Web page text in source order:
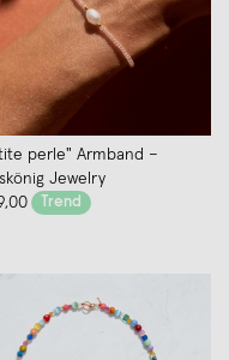
perle" Armband –
Jewelry
Trend